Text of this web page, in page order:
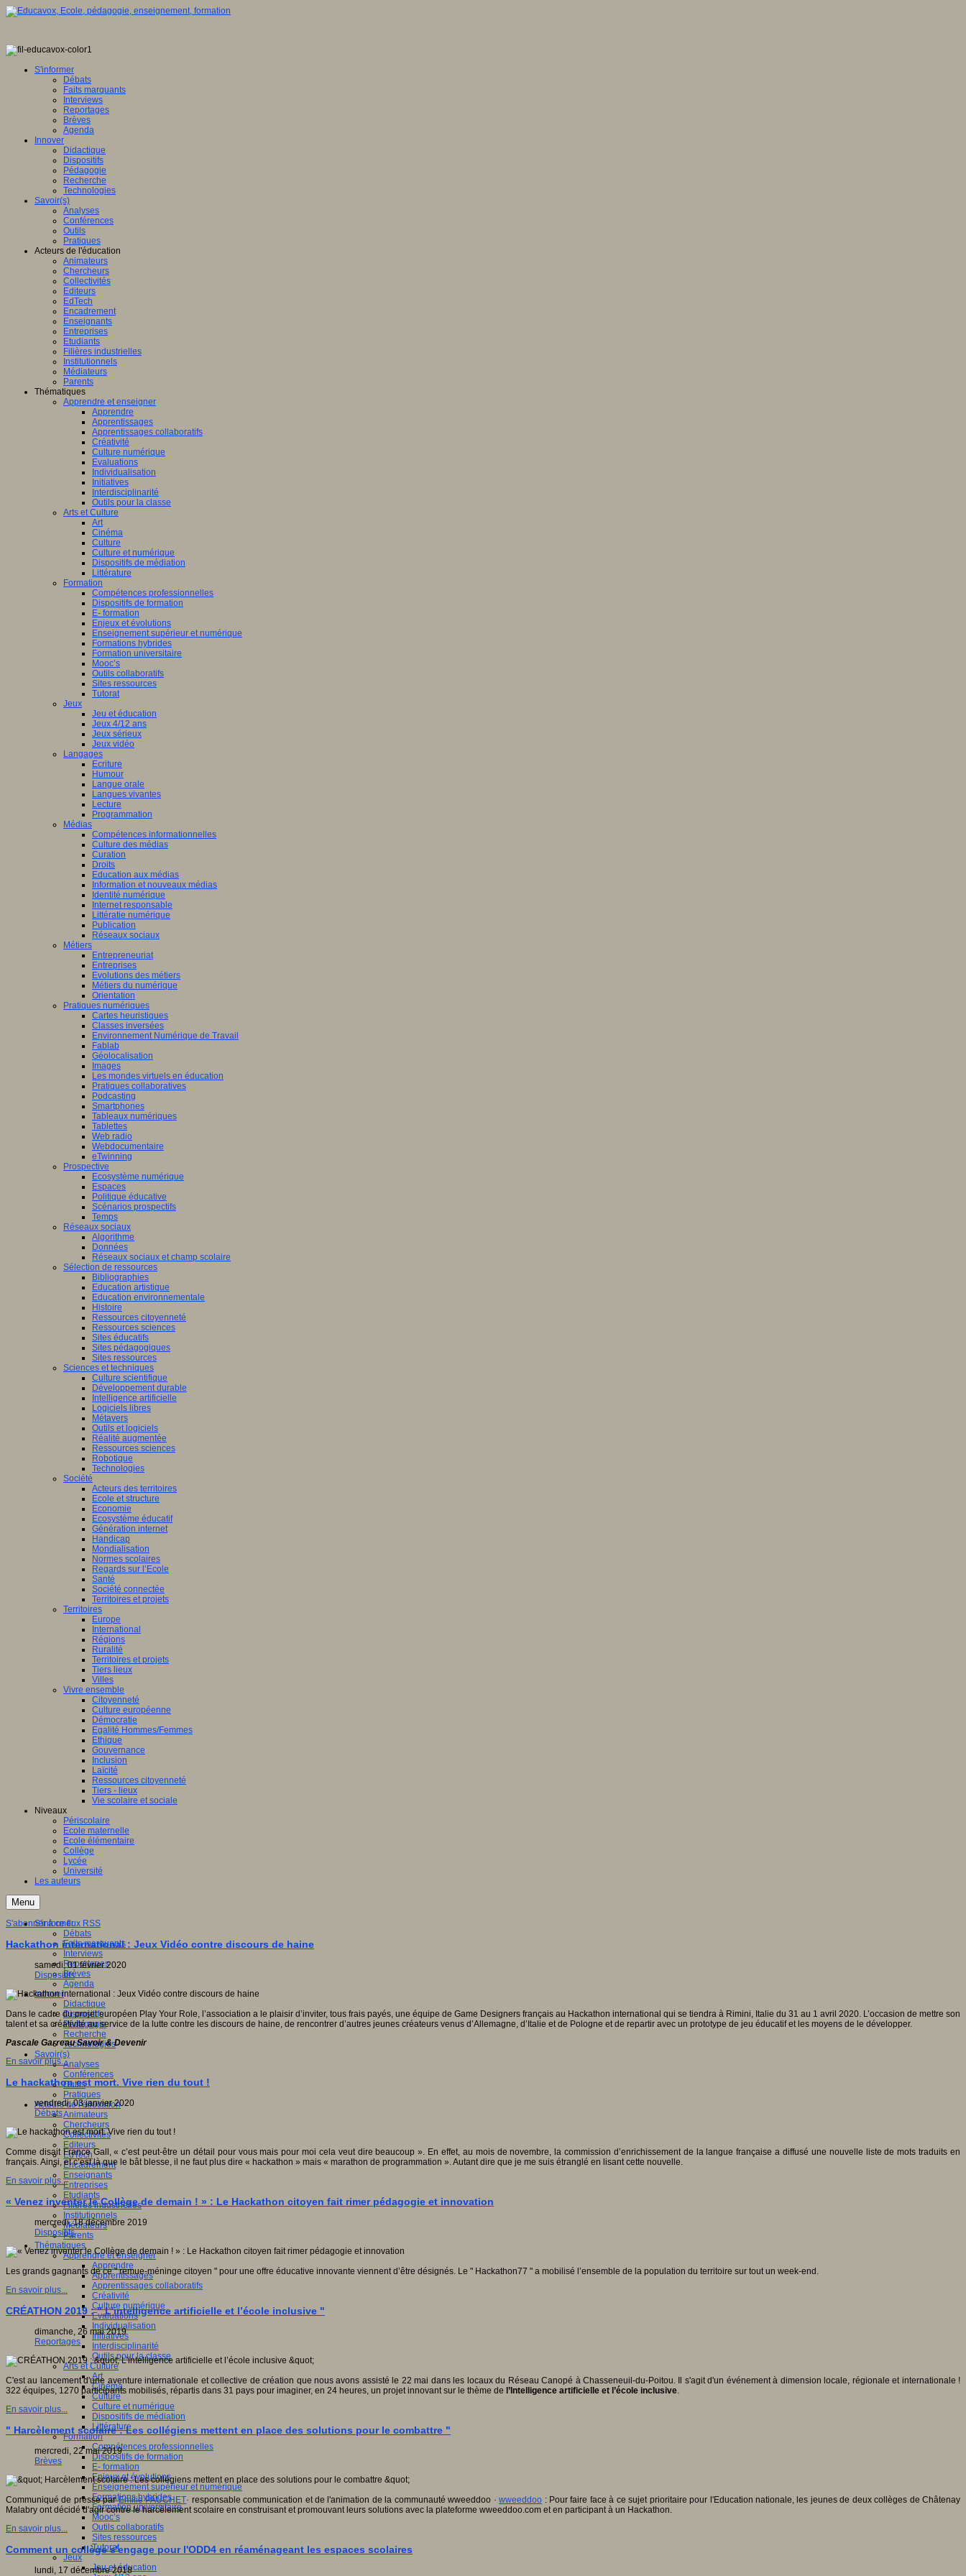
S'informer
Débats
Faits marquants
Interviews
Reportages
Brèves
Agenda
Innover
Didactique
Dispositifs
Pédagogie
Recherche
Technologies
Savoir(s)
Analyses
Conférences
Outils
Pratiques
Acteurs de l'éducation
Animateurs
Chercheurs
Collectivités
Editeurs
EdTech
Encadrement
Enseignants
Entreprises
Etudiants
Filières industrielles
Institutionnels
Médiateurs
Parents
Thématiques
Apprendre et enseigner
Apprendre
Apprentissages
Apprentissages collaboratifs
Créativité
Culture numérique
Evaluations
Individualisation
Initiatives
Interdisciplinarité
Outils pour la classe
Arts et Culture
Art
Cinéma
Culture
Culture et numérique
Dispositifs de médiation
Littérature
Formation
Compétences professionnelles
Dispositifs de formation
E- formation
Enjeux et évolutions
Enseignement supérieur et numérique
Formations hybrides
Formation universitaire
Mooc’s
Outils collaboratifs
Sites ressources
Tutorat
Jeux
Jeu et éducation
Jeux 4/12 ans
Jeux sérieux
Jeux vidéo
Langages
Ecriture
Humour
Langue orale
Langues vivantes
Lecture
Programmation
Médias
Compétences informationnelles
Culture des médias
Curation
Droits
Education aux médias
Information et nouveaux médias
Identité numérique
Internet responsable
Littératie numérique
Publication
Réseaux sociaux
Métiers
Entrepreneuriat
Entreprises
Evolutions des métiers
Métiers du numérique
Orientation
Pratiques numériques
Cartes heuristiques
Classes inversées
Environnement Numérique de Travail
Fablab
Géolocalisation
Images
Les mondes virtuels en éducation
Pratiques collaboratives
Podcasting
Smartphones
Tableaux numériques
Tablettes
Web radio
Webdocumentaire
eTwinning
Prospective
Ecosystème numérique
Espaces
Politique éducative
Scénarios prospectifs
Temps
Réseaux sociaux
Algorithme
Données
Réseaux sociaux et champ scolaire
Sélection de ressources
Bibliographies
Education artistique
Education environnementale
Histoire
Ressources citoyenneté
Ressources sciences
Sites éducatifs
Sites pédagogiques
Sites ressources
Sciences et techniques
Culture scientifique
Développement durable
Intelligence artificielle
Logiciels libres
Métavers
Outils et logiciels
Réalité augmentée
Ressources sciences
Robotique
Technologies
Société
Acteurs des territoires
Ecole et structure
Economie
Ecosystème éducatif
Génération internet
Handicap
Mondialisation
Normes scolaires
Regards sur l’Ecole
Santé
Société connectée
Territoires et projets
Territoires
Europe
International
Régions
Ruralité
Territoires et projets
Tiers lieux
Villes
Vivre ensemble
Citoyenneté
Culture européenne
Démocratie
Egalité Hommes/Femmes
Ethique
Gouvernance
Inclusion
Laïcité
Ressources citoyenneté
Tiers - lieux
Vie scolaire et sociale
Niveaux
Périscolaire
Ecole maternelle
Ecole élémentaire
Collège
Lycée
Université
Les auteurs
Menu
S'informer
Débats
Faits marquants
Interviews
Reportages
Brèves
Agenda
Innover
Didactique
Dispositifs
Pédagogie
Recherche
Technologies
Savoir(s)
Analyses
Conférences
Outils
Pratiques
Acteurs de l'éducation
Animateurs
Chercheurs
Collectivités
Editeurs
EdTech
Encadrement
Enseignants
Entreprises
Etudiants
Filières industrielles
Institutionnels
Médiateurs
Parents
Thématiques
Apprendre et enseigner
Apprendre
Apprentissages
Apprentissages collaboratifs
Créativité
Culture numérique
Evaluations
Individualisation
Initiatives
Interdisciplinarité
Outils pour la classe
Arts et Culture
Art
Cinéma
Culture
Culture et numérique
Dispositifs de médiation
Littérature
Formation
Compétences professionnelles
Dispositifs de formation
E- formation
Enjeux et évolutions
Enseignement supérieur et numérique
Formations hybrides
Formation universitaire
Mooc’s
Outils collaboratifs
Sites ressources
Tutorat
Jeux
Jeu et éducation
S'abonner à ce flux RSS
Hackathon international : Jeux Vidéo contre discours de haine
samedi, 01 février 2020
Dispositifs
Dans le cadre du projet européen Play Your Role, l’association a le plaisir d’inviter, tous frais payés, une équipe de Game Designers français au Hackathon international qui se tiendra à Rimini, Italie du 31 au 1 avril 2020. L’occasion de mettre son
talent et sa créativité au service de la lutte contre les discours de haine, de rencontrer d’autres jeunes créateurs venus d’Allemagne, d’Italie et de Pologne et de repartir avec un prototype de jeu éducatif et les moyens de le développer.
Pascale Garreau Savoir & Devenir
En savoir plus...
Le hackathon est mort. Vive rien du tout !
vendredi, 03 janvier 2020
Débats
Comme disait France Gall, « c’est peut-être un détail pour vous mais pour moi cela veut dire beaucoup ». En effet, au mois de novembre, la commission d’enrichissement de la langue française a diffusé une nouvelle liste de mots traduits en
français. Ainsi, et c’est là que le bât blesse, il ne faut plus dire « hackathon » mais « marathon de programmation ». Autant dire que je me suis étranglé en lisant cette nouvelle.
En savoir plus...
« Venez inventer le Collège de demain ! » : Le Hackathon citoyen fait rimer pédagogie et innovation
mercredi, 18 décembre 2019
Dispositifs
Les grands gagnants de ce " remue-méninge citoyen " pour une offre éducative innovante viennent d’être désignés. Le " Hackathon77 " a mobilisé l’ensemble de la population du territoire sur tout un week-end.
En savoir plus...
CRÉATHON 2019 : " L’intelligence artificielle et l’école inclusive "
dimanche, 26 mai 2019
Reportages
C'est au lancement d'une aventure internationale et collective de création que nous avons assisté le 22 mai dans les locaux du Réseau Canopé à Chasseneuil-du-Poitou. Il s'agit d'un événement à dimension locale, régionale et internationale !
322 équipes, 1270 participants mobilisés, répartis dans 31 pays pour imaginer, en 24 heures, un projet innovant sur le thème de l’Intelligence artificielle et l’école inclusive.
En savoir plus...
" Harcèlement scolaire : Les collégiens mettent en place des solutions pour le combattre "
mercredi, 22 mai 2019
Brèves
Communiqué de presse parEmilie PAUCHET· responsable communication et de l'animation de la communauté wweeddoo · wweeddoo : Pour faire face à ce sujet prioritaire pour l'Education nationale, les jeunes de deux collèges de Châtenay
Malabry ont décidé d'agir contre le harcèlement scolaire en construisant et promouvant leurs solutions avec la plateforme wweeddoo.com et en participant à un Hackathon.
En savoir plus...
Comment un collège s'engage pour l'ODD4 en réaménageant les espaces scolaires
lundi, 17 décembre 2018